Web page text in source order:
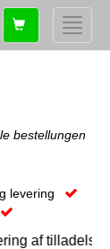
Toggle
Shopping
card
bestellungen
levering
af